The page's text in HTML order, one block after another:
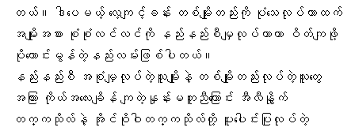
တယ်။ ဒါပေမယ့် လေ့ကျင့်ခန်း တစ်မျိုးတည်းကို ပုံသေလုပ်တာထက်
အမျိုးအစား စုံစုံလင်လင်ကို နည်းနည်းစီမျှလုပ်တာဟာ ဝိတ်ကျဖို့
ပိုကောင်းမွန်တဲ့နည်းလမ်းဖြစ်ပါတယ်။
နည်းနည်းစီ အစုံမျှလုပ်တဲ့သူမျိုးနဲ့ တစ်မျိုးတည်းလုပ်တဲ့သူတွေ
အကြား ကိုယ်အလေးချိန် ကျတဲ့နှုန်းမတူညီကြောင်း အီလီနွိုက်
တက္ကသိုလ်နဲ့ အိုင်ဝိုဝါတက္ကသိုလ်တို့ ပူးပေါင်းပြုလုပ်တဲ့